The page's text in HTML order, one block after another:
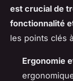
est crucial de
fonctionnalité
les points clés
Ergonomie